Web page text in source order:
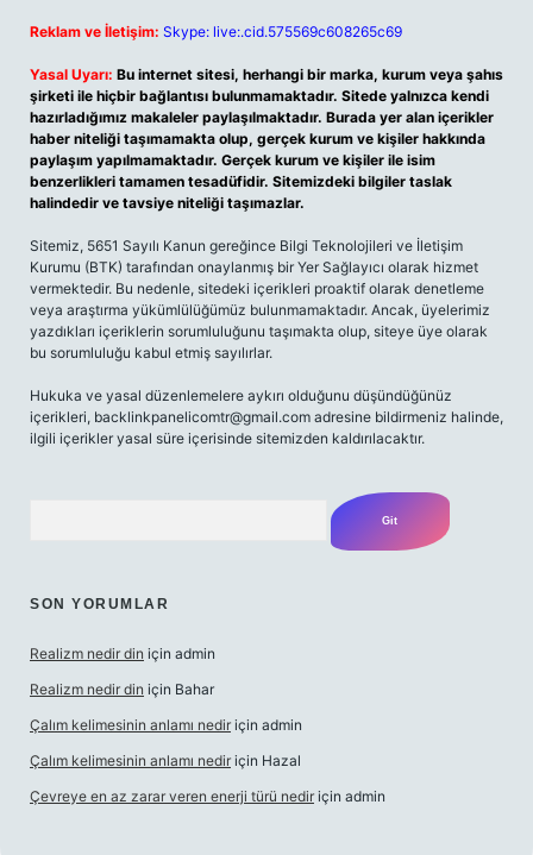
Reklam ve İletişim: Skype: live:.cid.575569c608265c69
Yasal Uyarı: Bu internet sitesi, herhangi bir marka, kurum veya şahıs
şirketi ile hiçbir bağlantısı bulunmamaktadır. Sitede yalnızca kendi
hazırladığımız makaleler paylaşılmaktadır. Burada yer alan içerikler
haber niteliği taşımamakta olup, gerçek kurum ve kişiler hakkında
paylaşım yapılmamaktadır. Gerçek kurum ve kişiler ile isim
benzerlikleri tamamen tesadüfidir. Sitemizdeki bilgiler taslak
halindedir ve tavsiye niteliği taşımazlar.
Sitemiz, 5651 Sayılı Kanun gereğince Bilgi Teknolojileri ve İletişim
Kurumu (BTK) tarafından onaylanmış bir Yer Sağlayıcı olarak hizmet
vermektedir. Bu nedenle, sitedeki içerikleri proaktif olarak denetleme
veya araştırma yükümlülüğümüz bulunmamaktadır. Ancak, üyelerimiz
yazdıkları içeriklerin sorumluluğunu taşımakta olup, siteye üye olarak
bu sorumluluğu kabul etmiş sayılırlar.
Hukuka ve yasal düzenlemelere aykırı olduğunu düşündüğünüz
içerikleri, backlinkpanelicomtr@gmail.com adresine bildirmeniz halinde,
ilgili içerikler yasal süre içerisinde sitemizden kaldırılacaktır.
SON YORUMLAR
Realizm nedir din için admin
Realizm nedir din için Bahar
Çalım kelimesinin anlamı nedir için admin
Çalım kelimesinin anlamı nedir için Hazal
Çevreye en az zarar veren enerji türü nedir için admin